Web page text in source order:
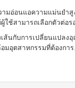
ามอ่อนแอความแม่นยํ
ช้สามารถเลือกตัวต่อ
นกับการเปลี่ยนแปล
อุตสาหกรรมที่ต้องการ.